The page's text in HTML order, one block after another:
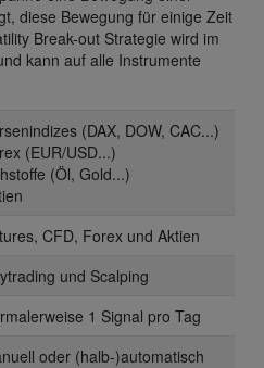
diese Bewegung für einige Zeit
Break-out Strategie wird im
kann auf alle Instrumente
(DAX, DOW, CAC...)
(EUR/USD...)
(Öl, Gold...)
CFD, Forex und Aktien
und Scalping
1 Signal pro Tag
oder (halb-)automatisch